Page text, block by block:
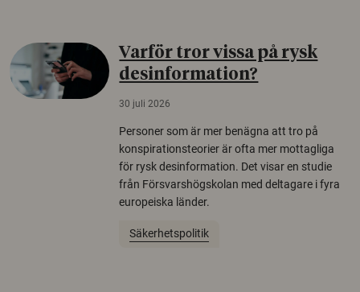
Varför tror vissa på rysk
desinformation?
30 juli 2026
Personer som är mer benägna att tro på
konspirationsteorier är ofta mer mottagliga
för rysk desinformation. Det visar en studie
från Försvarshögskolan med deltagare i fyra
europeiska länder.
Säkerhetspolitik